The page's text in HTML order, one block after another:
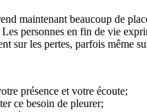
maintenant beaucoup de
Les personnes en fin de vie
sur les pertes, parfois même
présence et votre écoute;
ce besoin de pleurer;